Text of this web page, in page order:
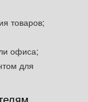
товаров;
офиса;
для